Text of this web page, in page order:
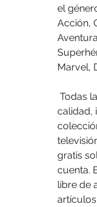
el
Acción,
Marvel,
calidad,
gratis
cuenta.
libre de